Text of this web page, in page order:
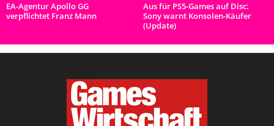
EA-Agentur Apollo GG
verpflichtet Franz Mann
Aus für PS5-Games auf Disc:
Sony warnt Konsolen-Käufer
(Update)